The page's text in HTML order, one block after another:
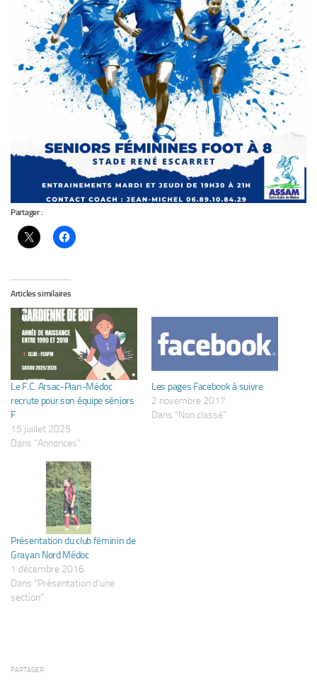
Partager :
Articles similaires
Le F.C. Arsac-Pian-Médoc
recrute pour son équipe séniors
F
15 juillet 2025
Dans "Annonces"
Les pages Facebook à suivre
2 novembre 2017
Dans "Non classé"
Présentation du club féminin de
Grayan Nord Médoc
1 décembre 2016
Dans "Présentation d'une
section"
PARTAGER